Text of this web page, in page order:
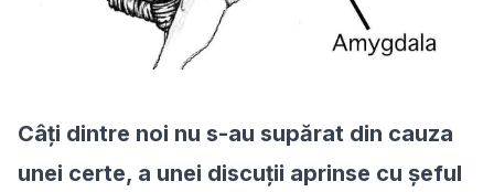
Câți dintre noi nu s-au supărat din cauza
unei certe, a unei discuții aprinse cu șeful